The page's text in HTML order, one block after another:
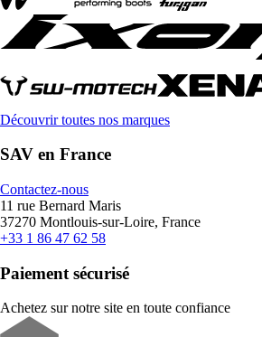
Découvrir toutes nos marques
SAV en France
Contactez-nous
11 rue Bernard Maris
37270 Montlouis-sur-Loire, France
+33 1 86 47 62 58
Paiement sécurisé
Achetez sur notre site en toute confiance